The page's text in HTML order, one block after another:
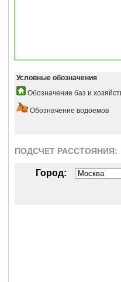
Условные обозначения
Обозначение баз и
Обозначение водоемов
ПОДСЧЕТ РАСCТОЯНИЯ:
Город: